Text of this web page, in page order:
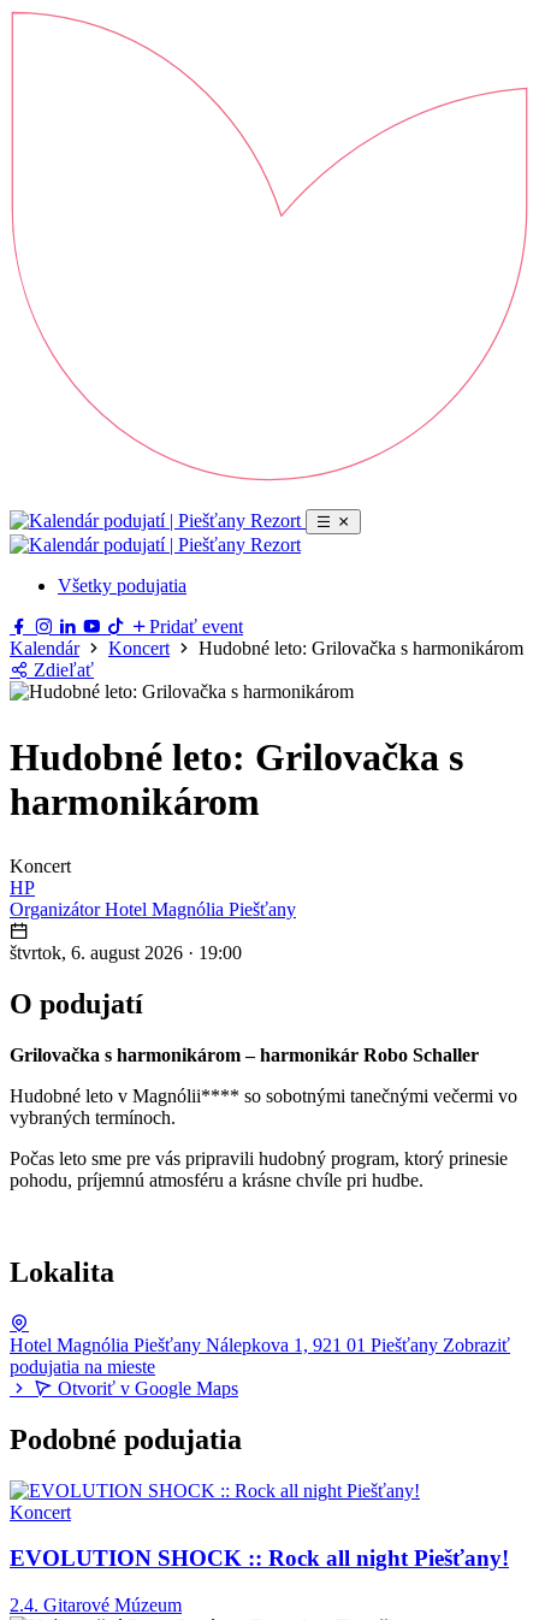
Všetky podujatia
Pridať event
Kalendár
Koncert
Hudobné leto: Grilovačka s harmonikárom
Zdieľať
Hudobné leto: Grilovačka s
harmonikárom
Koncert
HP
Organizátor Hotel Magnólia Piešťany
štvrtok, 6. august 2026 · 19:00
O podujatí
Grilovačka s harmonikárom – harmonikár Robo Schaller
Hudobné leto v Magnólii**** so sobotnými tanečnými večermi vo
vybraných termínoch.
Počas leto sme pre vás pripravili hudobný program, ktorý prinesie
pohodu, príjemnú atmosféru a krásne chvíle pri hudbe.
Lokalita
Hotel Magnólia Piešťany Nálepkova 1, 921 01 Piešťany Zobraziť
podujatia na mieste
Otvoriť v Google Maps
Podobné podujatia
Koncert
EVOLUTION SHOCK :: Rock all night Piešťany!
2.4. Gitarové Múzeum